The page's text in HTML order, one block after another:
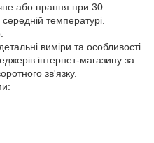
або прання при 30
температурі.
виміри та особливості
інтернет-магазину за
зв'язку.